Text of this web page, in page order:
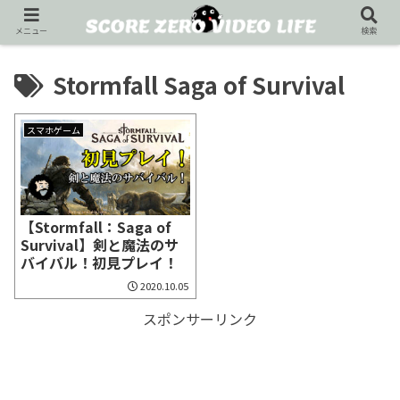
Stormfall Saga of Survival
スマホゲーム
【Stormfall：Saga of
Survival】剣と魔法のサ
バイバル！初見プレイ！
2020.10.05
スポンサーリンク
メニュー 検索